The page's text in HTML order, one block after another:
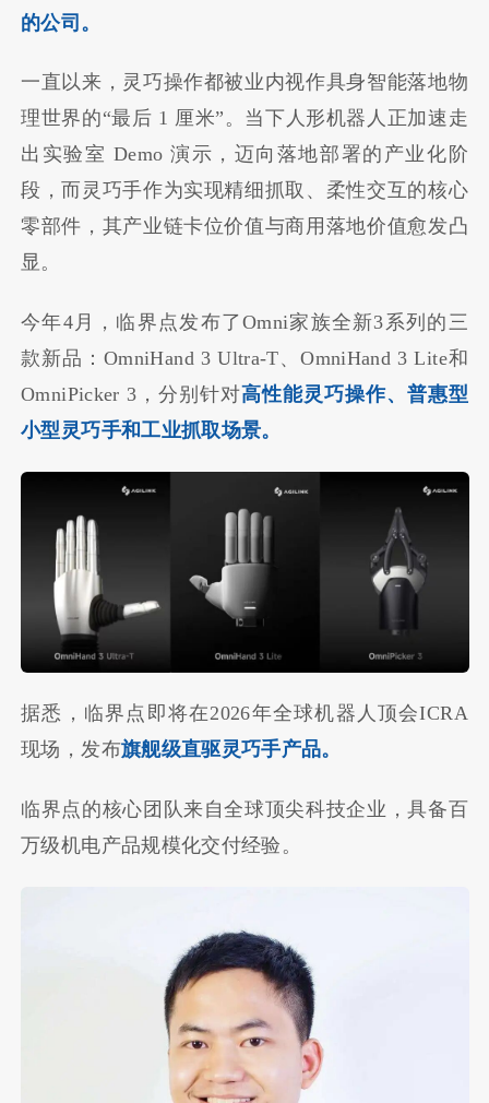
的公司。
一直以来，灵巧操作都被业内视作具身智能落地物
理世界的“最后 1 厘米”。当下人形机器人正加速走
出实验室 Demo 演示，迈向落地部署的产业化阶
段，而灵巧手作为实现精细抓取、柔性交互的核心
零部件，其产业链卡位价值与商用落地价值愈发凸
显。
今年4月，临界点发布了Omni家族全新3系列的三
款新品：OmniHand 3 Ultra-T、OmniHand 3 Lite和
OmniPicker 3，分别针对高性能灵巧操作、普惠型
小型灵巧手和工业抓取场景。
据悉，临界点即将在2026年全球机器人顶会ICRA
现场，发布旗舰级直驱灵巧手产品。
临界点的核心团队来自全球顶尖科技企业，具备百
万级机电产品规模化交付经验。